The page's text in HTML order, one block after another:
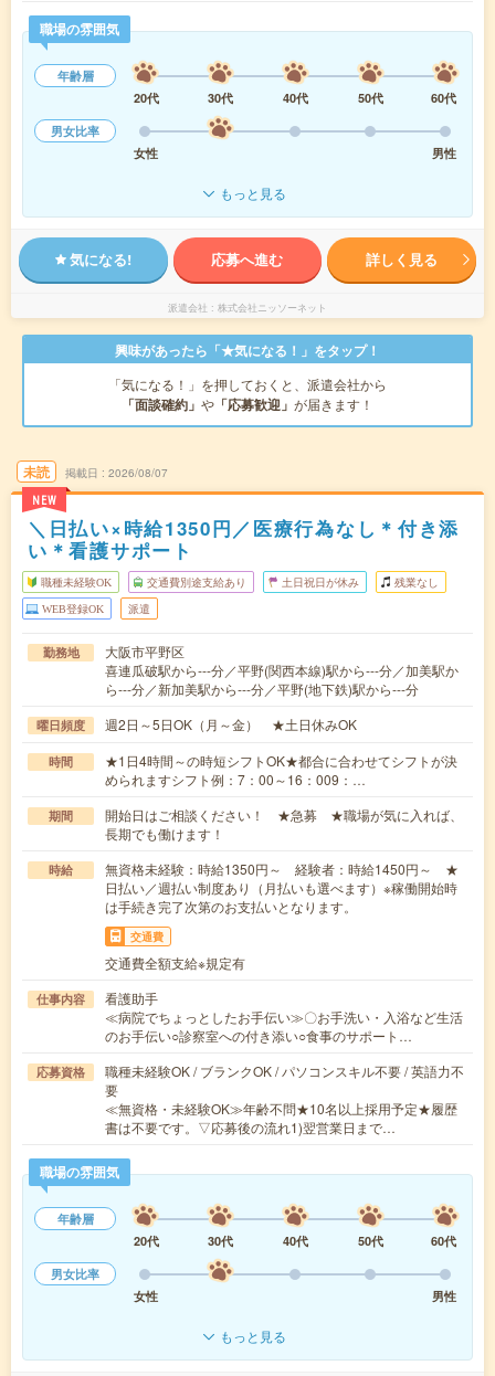
職場の雰囲気
年齢層
20代
30代 40代 50代
60代
男女比率
女性
男性
もっと見る
気になる! 応募へ進む 詳しく見る
派遣会社 株式会社ニッソーネット
興味があったら「★気になる！」をタップ！
「気になる！」を押しておくと、派遣会社から
「面談確約」 や 「応募歓迎」 が届きます！
未読
NEW
掲載日 2026/08/07
＼日払い×時給1350円／医療行為なし＊付き添
い＊看護サポート
職種未経験OK 交通費別途支給あり 土日祝日が休み 残業なし
WEB登録OK 派遣
勤務地
大阪市平野区
喜連瓜破駅から---分／平野(関西本線)駅から---分／加美駅か
ら---分／新加美駅から---分／平野(地下鉄)駅から---分
曜日頻度 週2日～5日OK（月～金） ★土日休みOK
時間
★1日4時間～の時短シフトOK★都合に合わせてシフトが決
められますシフト例：7：00～16：009：…
期間
開始日はご相談ください！ ★急募 ★職場が気に入れば、
長期でも働けます！
時給
無資格未経験：時給1350円～ 経験者：時給1450円～ ★
日払い／週払い制度あり（月払いも選べます）※稼働開始時
は手続き完了次第のお支払いとなります。
交通費
交通費全額支給※規定有
仕事内容
看護助手
≪病院でちょっとしたお手伝い≫〇お手洗い・入浴など生活
のお手伝い○診察室への付き添い○食事のサポート…
応募資格
職種未経験OK / ブランクOK / パソコンスキル不要 / 英語力不
要
≪無資格・未経験OK≫年齢不問★10名以上採用予定★履歴
書は不要です。▽応募後の流れ1)翌営業日まで…
職場の雰囲気
年齢層
20代
30代 40代 50代
60代
男女比率
女性
男性
もっと見る